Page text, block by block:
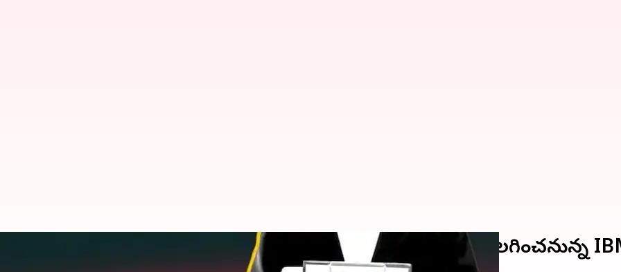
ఉద్యోగ కోతలు మొదలుపెట్టిన మరో కంపెనీ, 3,900 ఉద్యోగులను తొలగించనున్న